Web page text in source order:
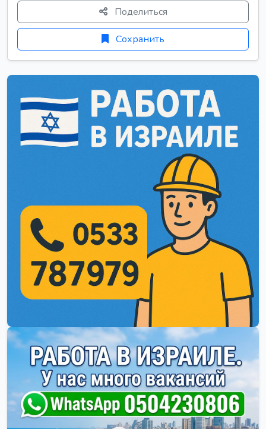
Поделиться
Сохранить